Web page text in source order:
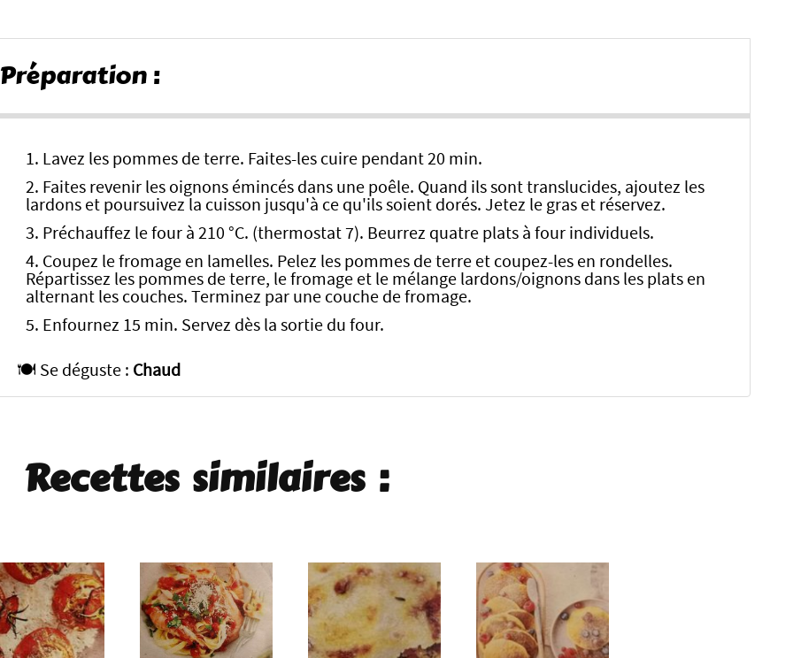
Préparation :
1. Lavez les pommes de terre. Faites-les cuire pendant 20 min.
2. Faites revenir les oignons émincés dans une poêle. Quand ils sont translucides, ajoutez les
lardons et poursuivez la cuisson jusqu'à ce qu'ils soient dorés. Jetez le gras et réservez.
3. Préchauffez le four à 210 °C. (thermostat 7). Beurrez quatre plats à four individuels.
4. Coupez le fromage en lamelles. Pelez les pommes de terre et coupez-les en rondelles.
Répartissez les pommes de terre, le fromage et le mélange lardons/oignons dans les plats en
alternant les couches. Terminez par une couche de fromage.
5. Enfournez 15 min. Servez dès la sortie du four.
🍽️ Se déguste : Chaud
Recettes similaires :